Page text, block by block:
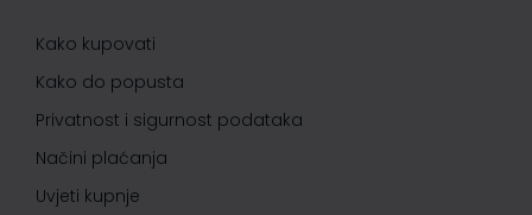
Kako kupovati
Kako do popusta
Privatnost i sigurnost podataka
Načini plaćanja
Uvjeti kupnje